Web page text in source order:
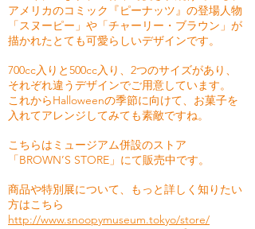
アメリカのコミック『ピーナッツ』の登場人物
「スヌーピー」や「チャーリー・ブラウン」が
描かれたとても可愛らしいデザインです。
700cc入りと500cc入り、2つのサイズがあり、
それぞれ違うデザインでご用意しています。
これからHalloweenの季節に向けて、お菓子を
入れてアレンジしてみても素敵ですね。
こちらはミュージアム併設のストア
「BROWN’S STORE」にて販売中です。
商品や特別展について、もっと詳しく知りたい
方はこちら
http://www.snoopymuseum.tokyo/store/